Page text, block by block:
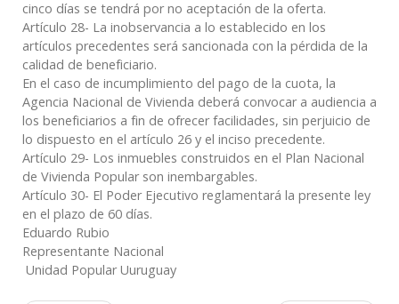
cinco días se tendrá por no aceptación de la oferta.
Artículo 28- La inobservancia a lo establecido en los
artículos precedentes será sancionada con la pérdida de la
calidad de beneficiario.
En el caso de incumplimiento del pago de la cuota, la
Agencia Nacional de Vivienda deberá convocar a audiencia a
los beneficiarios a fin de ofrecer facilidades, sin perjuicio de
lo dispuesto en el artículo 26 y el inciso precedente.
Artículo 29- Los inmuebles construidos en el Plan Nacional
de Vivienda Popular son inembargables.
Artículo 30- El Poder Ejecutivo reglamentará la presente ley
en el plazo de 60 días.
Eduardo Rubio
Representante Nacional
Unidad Popular Uuruguay